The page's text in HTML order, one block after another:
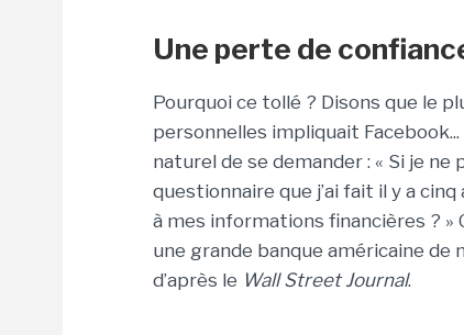
Une perte de
Pourquoi ce tollé ? Disons que le
personnelles impliquait Facebook...
naturel de se demander : « Si je
questionnaire que j’ai fait il y a
à mes informations financières ?
une grande banque américaine
d’après le Wall Street Journal.